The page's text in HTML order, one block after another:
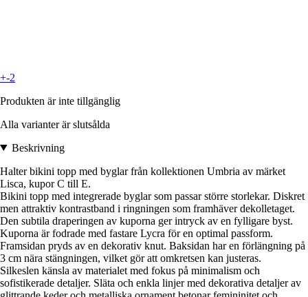
+-2
Produkten är inte tillgänglig
Alla varianter är slutsålda
Beskrivning
Halter bikini topp med byglar från kollektionen Umbria av märket
Lisca, kupor C till E.
Bikini topp med integrerade byglar som passar större storlekar. Diskret
men attraktiv kontrastband i ringningen som framhäver dekolletaget.
Den subtila draperingen av kuporna ger intryck av en fylligare byst.
Kuporna är fodrade med fastare Lycra för en optimal passform.
Framsidan pryds av en dekorativ knut. Baksidan har en förlängning på
3 cm nära stängningen, vilket gör att omkretsen kan justeras.
Silkeslen känsla av materialet med fokus på minimalism och
sofistikerade detaljer. Släta och enkla linjer med dekorativa detaljer av